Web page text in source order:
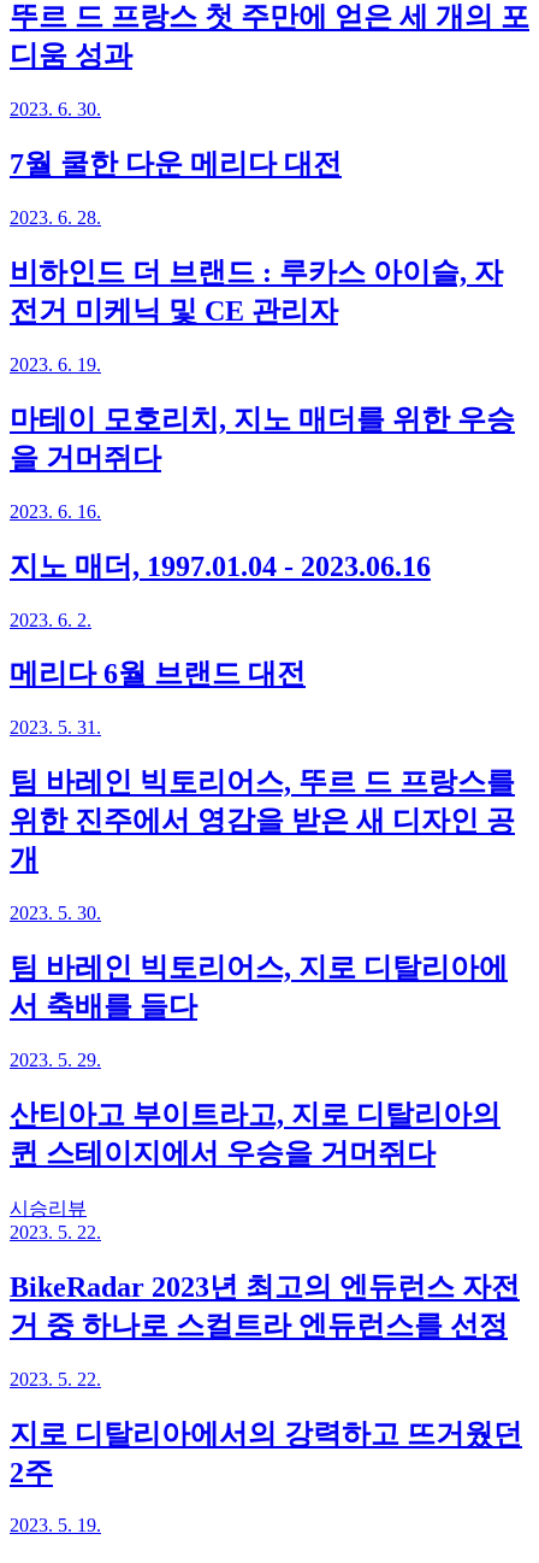
뚜르 드 프랑스 첫 주만에 얻은 세 개의 포
디움 성과
2023. 6. 30.
7월 쿨한 다운 메리다 대전
2023. 6. 28.
비하인드 더 브랜드 : 루카스 아이슬, 자
전거 미케닉 및 CE 관리자
2023. 6. 19.
마테이 모호리치, 지노 매더를 위한 우승
을 거머쥐다
2023. 6. 16.
지노 매더, 1997.01.04 - 2023.06.16
2023. 6. 2.
메리다 6월 브랜드 대전
2023. 5. 31.
팀 바레인 빅토리어스, 뚜르 드 프랑스를
위한 진주에서 영감을 받은 새 디자인 공
개
2023. 5. 30.
팀 바레인 빅토리어스, 지로 디탈리아에
서 축배를 들다
2023. 5. 29.
산티아고 부이트라고, 지로 디탈리아의
퀸 스테이지에서 우승을 거머쥐다
시승리뷰
2023. 5. 22.
BikeRadar 2023년 최고의 엔듀런스 자전
거 중 하나로 스컬트라 엔듀런스를 선정
2023. 5. 22.
지로 디탈리아에서의 강력하고 뜨거웠던
2주
2023. 5. 19.